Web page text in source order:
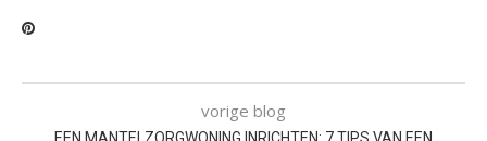
vorige blog
EEN MANTELZORGWONING INRICHTEN: 7 TIPS VAN EEN